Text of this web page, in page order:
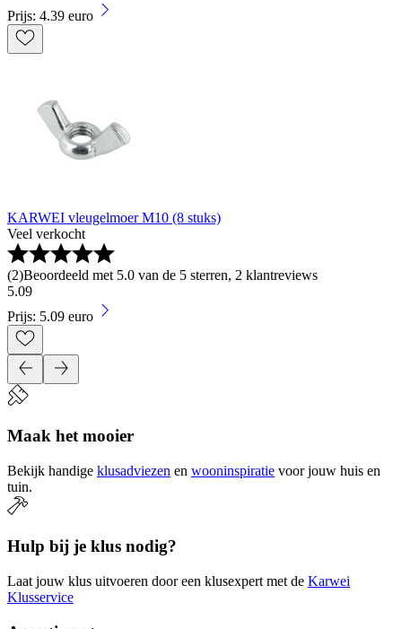
Prijs: 4.39 euro
KARWEI vleugelmoer M10 (8 stuks)
Veel verkocht
(2)Beoordeeld met 5.0 van de 5 sterren, 2 klantreviews
5.09
Prijs: 5.09 euro
Maak het mooier
Bekijk handige klusadviezen en wooninspiratie voor jouw huis en
tuin.
Hulp bij je klus nodig?
Laat jouw klus uitvoeren door een klusexpert met de Karwei
Klusservice